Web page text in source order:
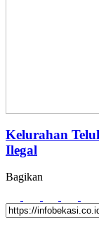
Kelurahan
Ilegal
Bagikan